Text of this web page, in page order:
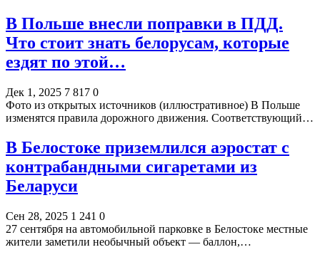
В Польше внесли поправки в ПДД.
Что стоит знать белорусам, которые
ездят по этой…
Дек 1, 2025 7 817 0
Фото из открытых источников (иллюстративное) В Польше
изменятся правила дорожного движения. Соответствующий…
В Белостоке приземлился аэростат с
контрабандными сигаретами из
Беларуси
Сен 28, 2025 1 241 0
27 сентября на автомобильной парковке в Белостоке местные
жители заметили необычный объект — баллон,…